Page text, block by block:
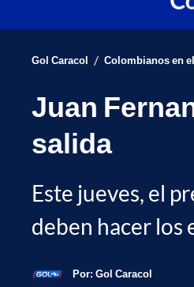
Gol Caracol / Colombianos en
Juan
salida
Este jueves, el
deben hacer los
Por: Gol Caracol